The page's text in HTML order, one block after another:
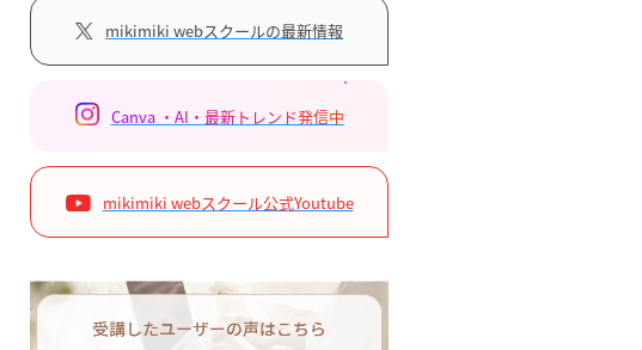
mikimiki webスクールの最新情報
Canva ・AI・最新トレンド発信中
mikimiki webスクール公式Youtube